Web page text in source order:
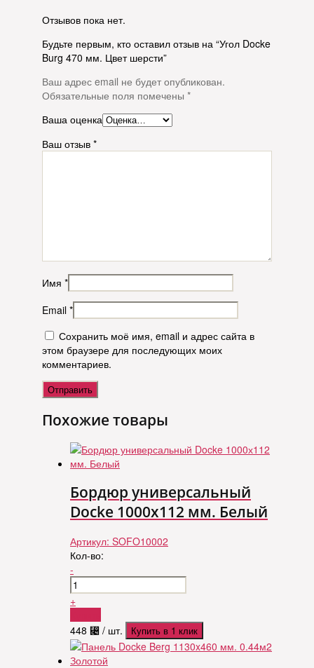
Отзывов пока нет.
Будьте первым, кто оставил отзыв на “Угол Docke
Burg 470 мм. Цвет шерсти”
Ваш адрес email не будет опубликован.
Обязательные поля помечены *
Ваша оценка
Ваш отзыв *
Имя *
Email *
Сохранить моё имя, email и адрес сайта в
этом браузере для последующих моих
комментариев.
Похожие товары
Бордюр универсальный
Docke 1000х112 мм. Белый
Артикул: SOFO10002
Кол-во:
-
+
448 ⃄ / шт. Купить в 1 клик